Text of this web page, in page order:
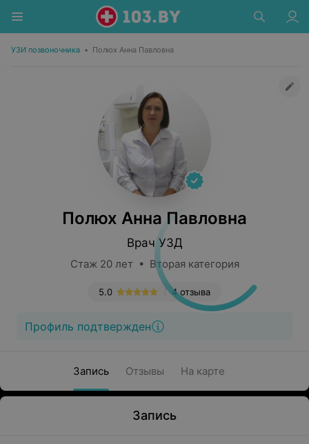
УЗИ позвоночника • Полюх Анна Павловна
Полюх Анна Павловна
Врач УЗД
Стаж 20 лет • Вторая категория
4 отзыва
5.0
Профиль подтвержден
Запись Отзывы На карте
Запись